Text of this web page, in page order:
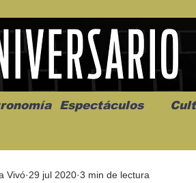
Espectáculos
Vivó 29 jul 2020 3 min de lectura